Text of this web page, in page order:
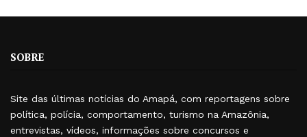
SOBRE
Site das últimas notícias do Amapá, com reportagens sobre
política, polícia, comportamento, turismo na Amazônia,
entrevistas, vídeos, informações sobre concursos e